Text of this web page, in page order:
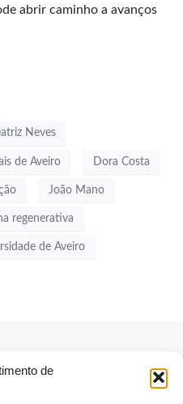
de
abrir caminho a avanços
Neves
de Aveiro Dora Costa
João Mano
regenerativa
de Aveiro